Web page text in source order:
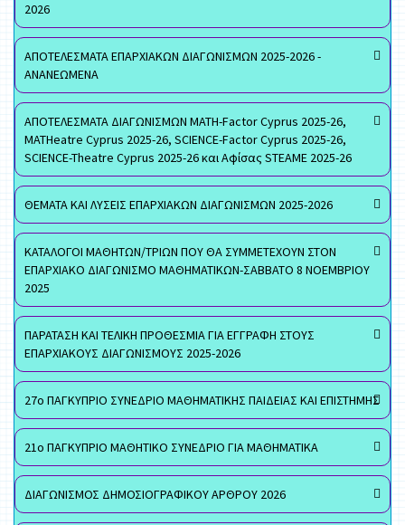
2026
ΑΠΟΤΕΛΕΣΜΑΤΑ ΕΠΑΡΧΙΑΚΩΝ ΔΙΑΓΩΝΙΣΜΩΝ 2025-2026 -
ΑΝΑΝΕΩΜΕΝΑ
ΑΠΟΤΕΛΕΣΜΑΤΑ ΔΙΑΓΩΝΙΣΜΩΝ MATH-Factor Cyprus 2025-26,
MATHeatre Cyprus 2025-26, SCIENCE-Factor Cyprus 2025-26,
SCIENCE-Theatre Cyprus 2025-26 και Αφίσας STEAME 2025-26
ΘΕΜΑΤΑ ΚΑΙ ΛΥΣΕΙΣ ΕΠΑΡΧΙΑΚΩΝ ΔΙΑΓΩΝΙΣΜΩΝ 2025-2026
ΚΑΤΑΛΟΓΟΙ ΜΑΘΗΤΩΝ/ΤΡΙΩΝ ΠΟΥ ΘΑ ΣΥΜΜΕΤΕΧΟΥΝ ΣΤΟΝ
ΕΠΑΡΧΙΑΚΟ ΔΙΑΓΩΝΙΣΜΟ ΜΑΘΗΜΑΤΙΚΩΝ-ΣΑΒΒΑΤΟ 8 ΝΟΕΜΒΡΙΟΥ
2025
ΠΑΡΑΤΑΣΗ ΚΑΙ ΤΕΛΙΚΗ ΠΡΟΘΕΣΜΙΑ ΓΙΑ ΕΓΓΡΑΦΗ ΣΤΟΥΣ
ΕΠΑΡΧΙΑΚΟΥΣ ΔΙΑΓΩΝΙΣΜΟΥΣ 2025-2026
27ο ΠΑΓΚΥΠΡΙΟ ΣΥΝΕΔΡΙΟ ΜΑΘΗΜΑΤΙΚΗΣ ΠΑΙΔΕΙΑΣ ΚΑΙ ΕΠΙΣΤΗΜΗΣ
21ο ΠΑΓΚΥΠΡΙΟ ΜΑΘΗΤΙΚΟ ΣΥΝΕΔΡΙΟ ΓΙΑ ΜΑΘΗΜΑΤΙΚΑ
ΔΙΑΓΩΝΙΣΜΟΣ ΔΗΜΟΣΙΟΓΡΑΦΙΚΟΥ ΑΡΘΡΟΥ 2026